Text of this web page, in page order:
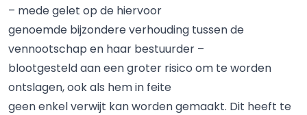
– mede gelet op de hiervoor
genoemde bijzondere verhouding tussen de
vennootschap en haar bestuurder –
blootgesteld aan een groter risico om te worden
ontslagen, ook als hem in feite
geen enkel verwijt kan worden gemaakt. Dit heeft te